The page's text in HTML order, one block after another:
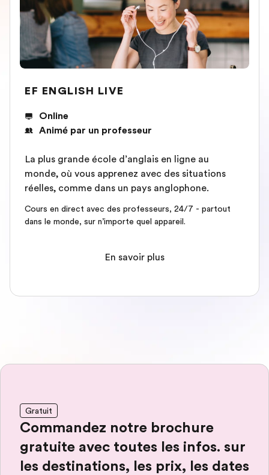
EF ENGLISH LIVE
Online
Animé par un professeur
La plus grande école d’anglais en ligne au
monde, où vous apprenez avec des situations
réelles, comme dans un pays anglophone.
Cours en direct avec des professeurs, 24/7 - partout
dans le monde, sur n’importe quel appareil.
En savoir plus
Gratuit
Commandez notre brochure
gratuite avec toutes les infos. sur
les destinations, les prix, les dates